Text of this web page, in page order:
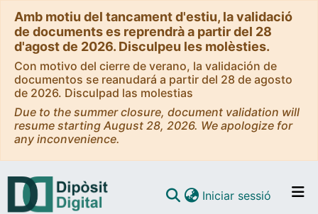
Amb motiu del tancament d'estiu, la validació
de documents es reprendrà a partir del 28
d'agost de 2026. Disculpeu les molèsties.
Con motivo del cierre de verano, la validación de
documentos se reanudará a partir del 28 de agosto
de 2026. Disculpad las molestias
Due to the summer closure, document validation will
resume starting August 28, 2026. We apologize for
any inconvenience.
Iniciar sessió (current)